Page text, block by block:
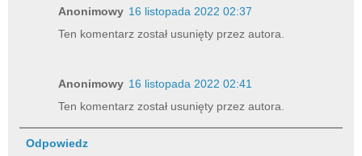
Anonimowy 16 listopada 2022 02:37
Ten komentarz został usunięty przez autora.
Anonimowy 16 listopada 2022 02:41
Ten komentarz został usunięty przez autora.
Odpowiedz